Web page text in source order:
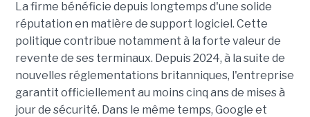
La firme bénéficie depuis longtemps d'une solide
réputation en matière de support logiciel. Cette
politique contribue notamment à la forte valeur de
revente de ses terminaux. Depuis 2024, à la suite de
nouvelles réglementations britanniques, l'entreprise
garantit officiellement au moins cinq ans de mises à
jour de sécurité. Dans le même temps, Google et